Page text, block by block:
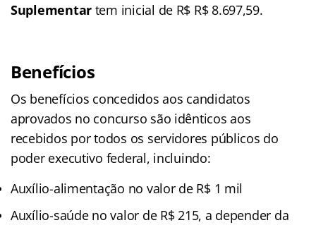
Suplementar tem inicial de R$ R$ 8.697,59.
Benefícios
Os benefícios concedidos aos candidatos
aprovados no concurso são idênticos aos
recebidos por todos os servidores públicos do
poder executivo federal, incluindo:
Auxílio-alimentação no valor de R$ 1 mil
Auxílio-saúde no valor de R$ 215, a depender da